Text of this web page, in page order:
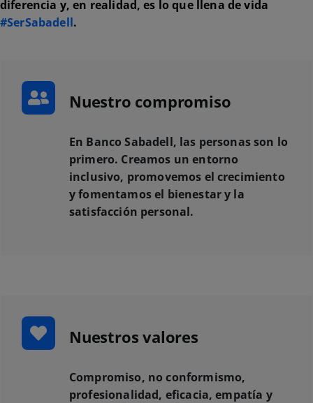
diferencia y, en realidad, es lo que llena de vida
#SerSabadell.
Nuestro compromiso
En Banco Sabadell, las personas son lo
primero. Creamos un entorno
inclusivo, promovemos el crecimiento
y fomentamos el bienestar y la
satisfacción personal.
Nuestros valores
Compromiso, no conformismo,
profesionalidad, eficacia, empatía y